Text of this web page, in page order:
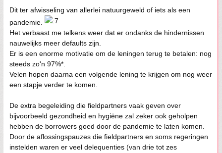
Dit ter afwisseling van allerlei natuurgeweld of iets als een
pandemie.
Het verbaast me telkens weer dat er ondanks de hindernissen
nauwelijks meer defaults zijn.
Er is een enorme motivatie om de leningen terug te betalen: nog
steeds zo'n 97%*.
Velen hopen daarna een volgende lening te krijgen om nog weer
een stapje verder te komen.
De extra begeleiding die fieldpartners vaak geven over
bijvoorbeeld gezondheid en hygiëne zal zeker ook geholpen
hebben de borrowers goed door de pandemie te laten komen.
Door de aflossingspauzes die fieldpartners en soms regeringen
instelden waren er veel delequenties (van drie tot zes